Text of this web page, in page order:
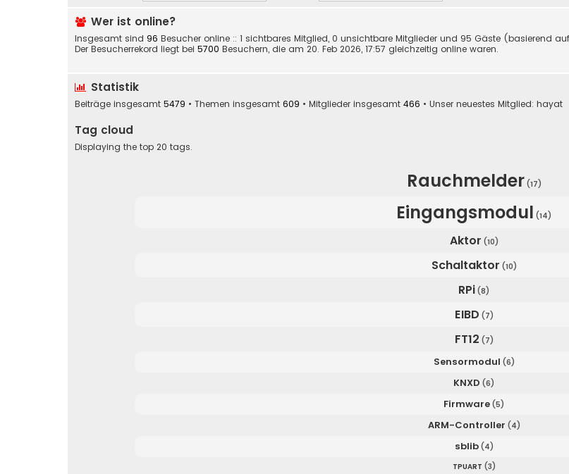
Wer ist online?
Insgesamt sind 96 Besucher online :: 1 sichtbares Mitglied, 0 unsichtbare Mitglieder und 95 Gäste (basierend
Der Besucherrekord liegt bei 5700 Besuchern, die am 20. Feb 2026, 17:57 gleichzeitig online waren.
Statistik
Beiträge insgesamt 5479 • Themen insgesamt 609 • Mitglieder insgesamt 466 • Unser neuestes Mitglied: hayat
Tag cloud
Displaying the top 20 tags.
Rauchmelder (17)
Eingangsmodul (14)
Aktor (10)
Schaltaktor (10)
RPi (8)
EIBD (7)
FT12 (7)
Sensormodul (6)
KNXD (6)
Firmware (5)
ARM-Controller (4)
sblib (4)
TPUART (3)